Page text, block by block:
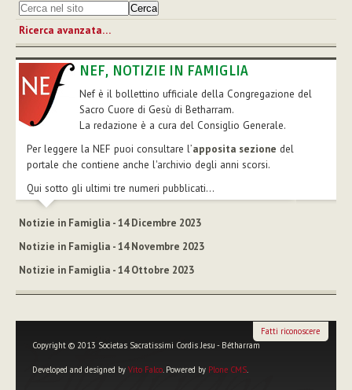
Ricerca avanzata…
NEF, NOTIZIE IN FAMIGLIA
Nef è il bollettino ufficiale della Congregazione del
Sacro Cuore di Gesù di Betharram.
La redazione è a cura del Consiglio Generale.
Per leggere la NEF puoi consultare l’apposita sezione del
portale che contiene anche l'archivio degli anni scorsi.
Qui sotto gli ultimi tre numeri pubblicati...
Notizie in Famiglia - 14 Dicembre 2023
Notizie in Famiglia - 14 Novembre 2023
Notizie in Famiglia - 14 Ottobre 2023
Copyright © 2013 Societas Sacratissimi Cordis Jesu - Bétharram
Developed and designed by Vito Falco. Powered by Plone CMS.
Fatti riconoscere